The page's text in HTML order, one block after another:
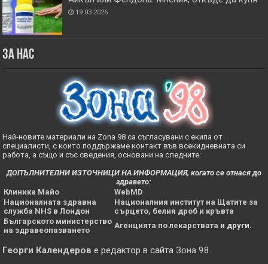
19.03.2026
За нас
Най-новите материали на Zona 98 са съгласувани с екипа от
специалисти, с които поддържаме контакт във всекидневната си
работа, а също и със сведения, основани на следните:
ДОПЪЛНИТЕЛНИ ИЗТОЧНИЦИ НА ИНФОРМАЦИЯ, когато се отнася до
здравето:
Клиника Майо
WebMD
Националната здравна
служба NHS в Лондон
Националния институт на Щатите за
сърцето, белия дроб и кръвта
Българското министерство
на здравеопазването
Агенцията по лекарствата и други.
Георги Календеров е редактор в сайтаЗона 98.